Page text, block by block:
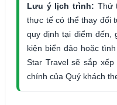
Lưu ý lịch trình: Thứ
thực tế có thể thay đổi
quy định tại điểm đến,
kiện biển đảo hoặc
Star Travel sẽ sắp
chính của Quý khách